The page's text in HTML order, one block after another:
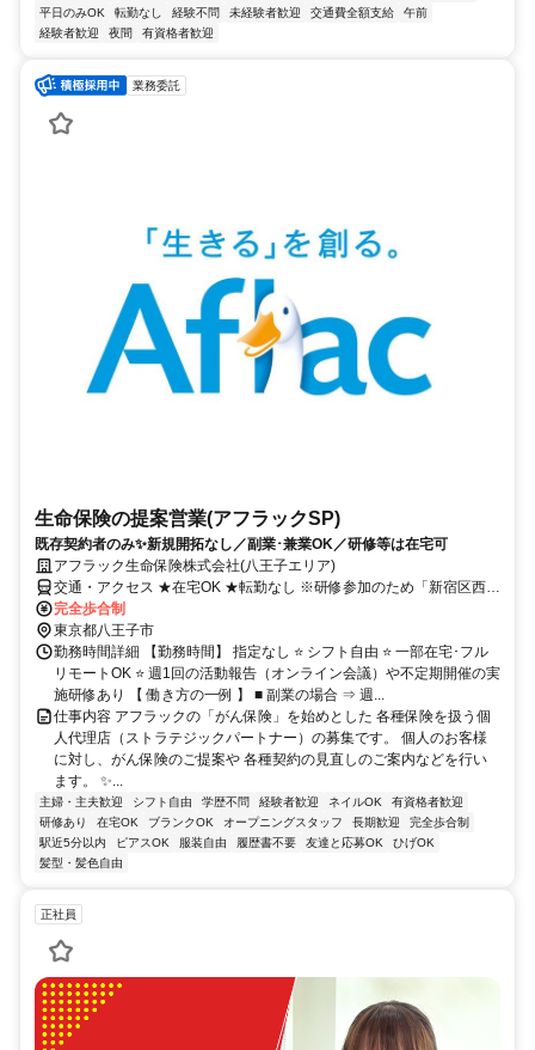
平日のみOK
転勤なし 経験不問 未経験者歓迎 交通費全額支給
午前
経験者歓迎
夜間 有資格者歓迎
業務委託
生命保険の提案営業(アフラックSP)
既存契約者のみ✨新規開拓なし／副業･兼業OK／研修等は在宅可
アフラック生命保険株式会社(八王子エリア)
交通・アクセス ★在宅OK ★転勤なし ※研修参加のため「新宿区西新
宿」への出社あり
完全歩合制
東京都八王子市
勤務時間詳細 【勤務時間】 指定なし ⭐ シフト自由 ⭐ 一部在宅･フル
リモートOK ⭐ 週1回の活動報告（オンライン会議）や不定期開催の実
施研修あり 【 働き方の一例 】 ■ 副業の場合 ⇒ 週...
仕事内容 アフラックの「がん保険」を始めとした 各種保険を扱う個
人代理店（ストラテジックパートナー）の募集です。 個人のお客様
に対し、がん保険のご提案や 各種契約の見直しのご案内などを行い
ます。 ✨...
主婦・主夫歓迎 シフト自由 学歴不問 経験者歓迎 ネイルOK
有資格者歓迎
研修あり
在宅OK ブランクOK オープニングスタッフ 長期歓迎
完全歩合制
駅近5分以内
ピアスOK 服装自由 履歴書不要 友達と応募OK
ひげOK
髪型・髪色自由
正社員